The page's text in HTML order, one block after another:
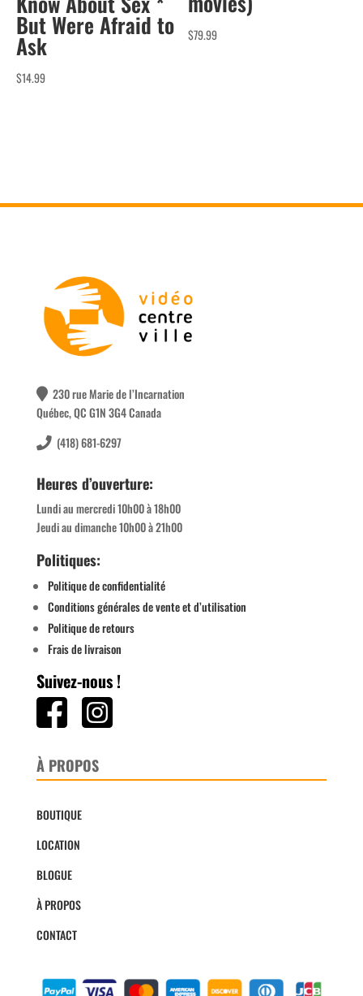
But Were Afraid to
Ask
$14.99
$79.99
230 rue Marie de l’Incarnation
Québec, QC G1N 3G4 Canada
(418) 681-6297
Heures d’ouverture:
Lundi au mercredi 10h00 à 18h00
Jeudi au dimanche 10h00 à 21h00
Politiques:
Politique de confidentialité
Conditions générales de vente et d’utilisation
Politique de retours
Frais de livraison
Suivez-nous !
À PROPOS
BOUTIQUE
LOCATION
BLOGUE
À PROPOS
CONTACT